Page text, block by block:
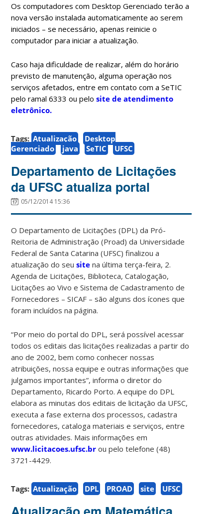
Os computadores com Desktop Gerenciado terão a
nova versão instalada automaticamente ao serem
iniciados – se necessário, apenas reinicie o
computador para iniciar a atualização.
Caso haja dificuldade de realizar, além do horário
previsto de manutenção, alguma operação nos
serviços afetados, entre em contato com a SeTIC
pelo ramal 6333 ou pelosite de atendimento
eletrônico.
Tags: Atualização
Desktop
Gerenciado
java SeTIC UFSC
Departamento de Licitações
da UFSC atualiza portal
05/12/2014 15:36
O Departamento de Licitações (DPL) da Pró-
Reitoria de Administração (Proad) da Universidade
Federal de Santa Catarina (UFSC) finalizou a
atualização do seusitena última terça-feira, 2.
Agenda de Licitações, Biblioteca, Catalogação,
Licitações ao Vivo e Sistema de Cadastramento de
Fornecedores – SICAF – são alguns dos ícones que
foram incluídos na página.
“Por meio do portal do DPL, será possível acessar
todos os editais das licitações realizadas a partir do
ano de 2002, bem como conhecer nossas
atribuições, nossa equipe e outras informações que
julgamos importantes”, informa o diretor do
Departamento, Ricardo Porto. A equipe do DPL
elabora as minutas dos editais de licitação da UFSC,
executa a fase externa dos processos, cadastra
fornecedores, cataloga materiais e serviços, entre
outras atividades. Mais informações em
www.licitacoes.ufsc.br ou pelo telefone (48)
3721-4429.
Tags: Atualização DPL PROAD site UFSC